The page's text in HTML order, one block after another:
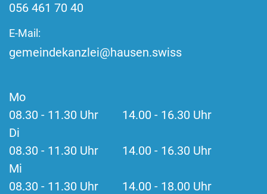
056 461 70 40
E-Mail:
gemeindekanzlei@hausen.swiss
Mo
08.30 - 11.30 Uhr 14.00 - 16.30 Uhr
Di
08.30 - 11.30 Uhr 14.00 - 16.30 Uhr
Mi
08.30 - 11.30 Uhr 14.00 - 18.00 Uhr